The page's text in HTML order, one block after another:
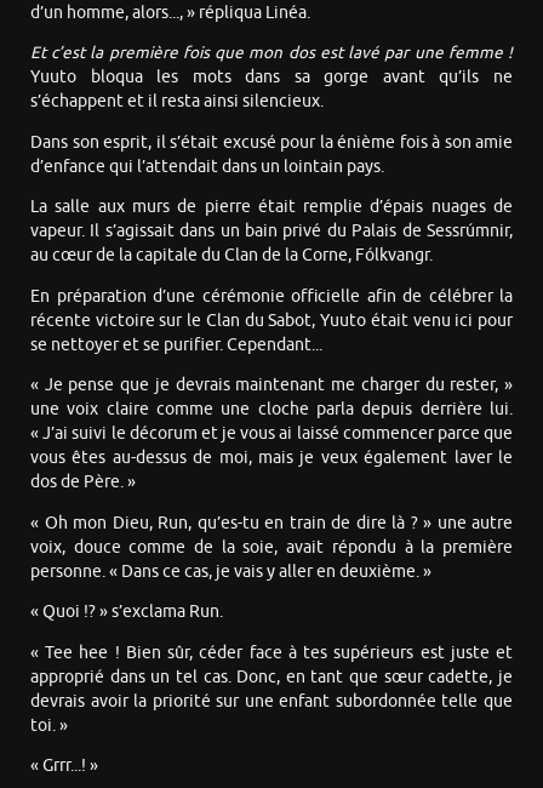
d’un homme, alors..., » répliqua Linéa.
Et c’est la première fois que mon dos est lavé par une femme !
Yuuto bloqua les mots dans sa gorge avant qu’ils ne
s’échappent et il resta ainsi silencieux.
Dans son esprit, il s’était excusé pour la énième fois à son amie
d’enfance qui l’attendait dans un lointain pays.
La salle aux murs de pierre était remplie d’épais nuages de
vapeur. Il s’agissait dans un bain privé du Palais de Sessrúmnir,
au cœur de la capitale du Clan de la Corne, Fólkvangr.
En préparation d’une cérémonie officielle afin de célébrer la
récente victoire sur le Clan du Sabot, Yuuto était venu ici pour
se nettoyer et se purifier. Cependant...
« Je pense que je devrais maintenant me charger du rester, »
une voix claire comme une cloche parla depuis derrière lui.
« J’ai suivi le décorum et je vous ai laissé commencer parce que
vous êtes au-dessus de moi, mais je veux également laver le
dos de Père. »
« Oh mon Dieu, Run, qu’es-tu en train de dire là ? » une autre
voix, douce comme de la soie, avait répondu à la première
personne. « Dans ce cas, je vais y aller en deuxième. »
« Quoi !? » s’exclama Run.
« Tee hee ! Bien sûr, céder face à tes supérieurs est juste et
approprié dans un tel cas. Donc, en tant que sœur cadette, je
devrais avoir la priorité sur une enfant subordonnée telle que
toi. »
« Grrr...! »